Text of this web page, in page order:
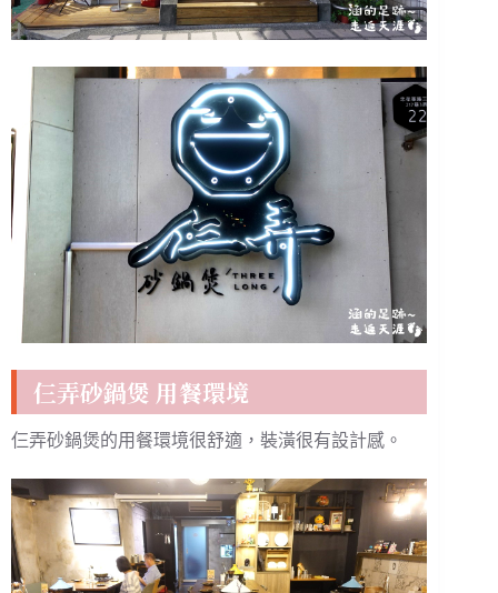
仨弄砂鍋煲 用餐環境
仨弄砂鍋煲的用餐環境很舒適，裝潢很有設計感。